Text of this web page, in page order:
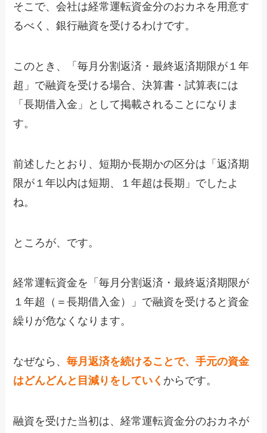
そこで、会社は経常運転資金分のおカネを用意す
るべく、銀行融資を受けるわけです。
このとき、「毎月分割返済・最終返済期限が１年
超」で融資を受ける場合、決算書・試算表には
「長期借入金」として掲載されることになりま
す。
前述したとおり、短期か長期かの区分は「返済期
限が１年以内は短期、１年超は長期」でしたよ
ね。
ところが、です。
経常運転資金を「毎月分割返済・最終返済期限が
１年超（＝長期借入金）」で融資を受けると資金
繰りが危なくなります。
なぜなら、毎月返済を続けることで、手元の資金
はどんどんと目減りをしていく からです。
融資を受けた当初は、経常運転資金分のおカネが